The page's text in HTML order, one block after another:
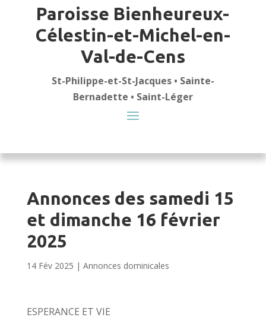
Paroisse Bienheureux-
Célestin-et-Michel-en-
Val-de-Cens
St-Philippe-et-St-Jacques • Sainte-
Bernadette • Saint-Léger
Annonces des samedi 15
et dimanche 16 février
2025
14 Fév 2025 | Annonces dominicales
ESPERANCE ET VIE